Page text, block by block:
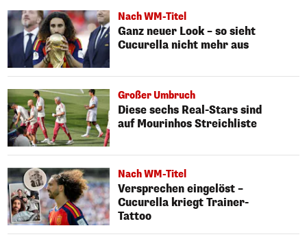
Nach WM-Titel
Ganz neuer Look – so sieht
Cucurella nicht mehr aus
Großer Umbruch
Diese sechs Real-Stars sind
auf Mourinhos Streichliste
Nach WM-Titel
Versprechen eingelöst –
Cucurella kriegt Trainer-
Tattoo